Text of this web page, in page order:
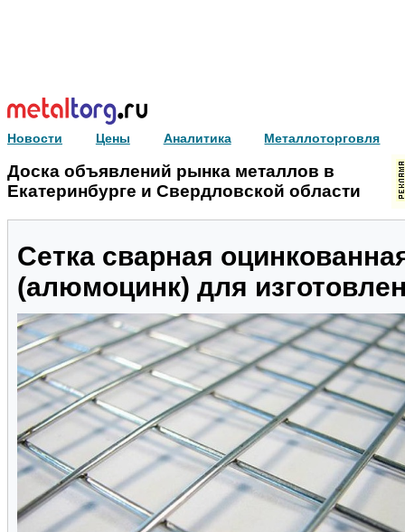
Новости Цены Аналитика Металлоторговля
Доска объявлений рынка металлов в
Екатеринбурге и Свердловской области
Сетка сварная
(алюмоцинк) для